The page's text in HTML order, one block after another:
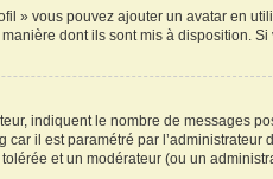
» vous pouvez ajouter un avatar en
dont ils sont mis à disposition.
indiquent le nombre de messages
car il est paramétré par
et un modérateur (ou un